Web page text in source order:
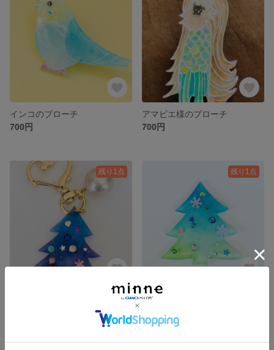
インコのブローチ
700円
アマビエ様のブローチ
700円
残り1点
クリスマスツリーのキーホルダー
残り1点
クリスマスツリーのブローチ